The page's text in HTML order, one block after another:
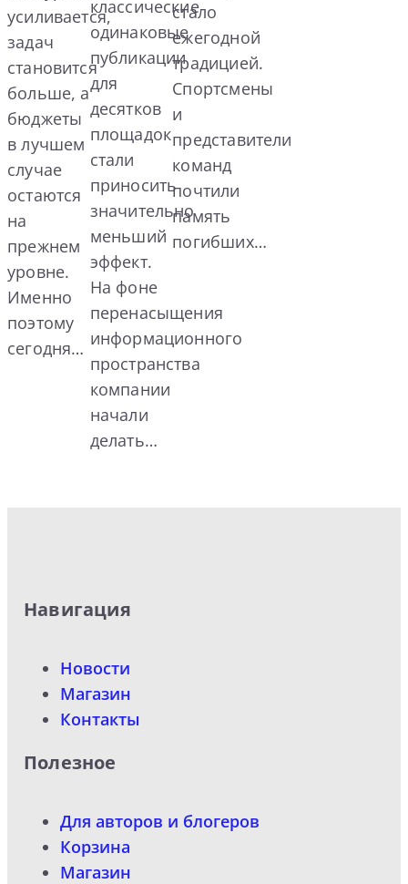
усиливается,
задач
становится
больше, а
бюджеты
в лучшем
случае
остаются
на
прежнем
уровне.
Именно
поэтому
сегодня…
классические
одинаковые
публикации
для
десятков
площадок
стали
приносить
значительно
меньший
эффект.
На фоне
перенасыщения
информационного
пространства
компании
начали
делать…
стало
ежегодной
традицией.
Спортсмены
и
представители
команд
почтили
память
погибших…
Навигация
Новости
Магазин
Контакты
Полезное
Для авторов и блогеров
Корзина
Магазин